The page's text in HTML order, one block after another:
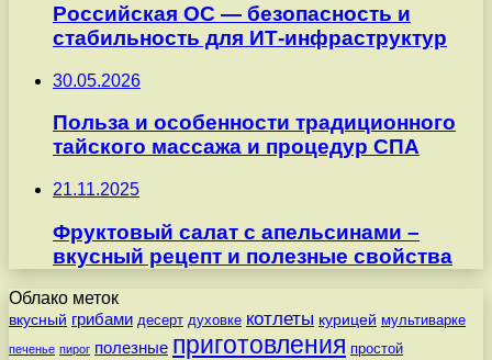
Российская ОС — безопасность и
стабильность для ИТ-инфраструктур
30.05.2026
Польза и особенности традиционного
тайского массажа и процедур СПА
21.11.2025
Фруктовый салат с апельсинами –
вкусный рецепт и полезные свойства
Облако меток
вкусный грибами десерт духовке котлеты курицей мультиварке
печенье пирог полезные приготовления простой